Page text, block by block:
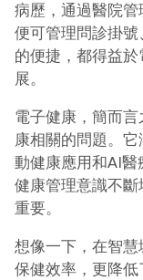
病歷，通過醫院管
便可管理問診掛
的便捷，都得益
展。
電子健康，簡而
康相關的問題。
動健康應用和AI醫
健康管理意識不
重要。
想像一下，在智
保健效率，更降